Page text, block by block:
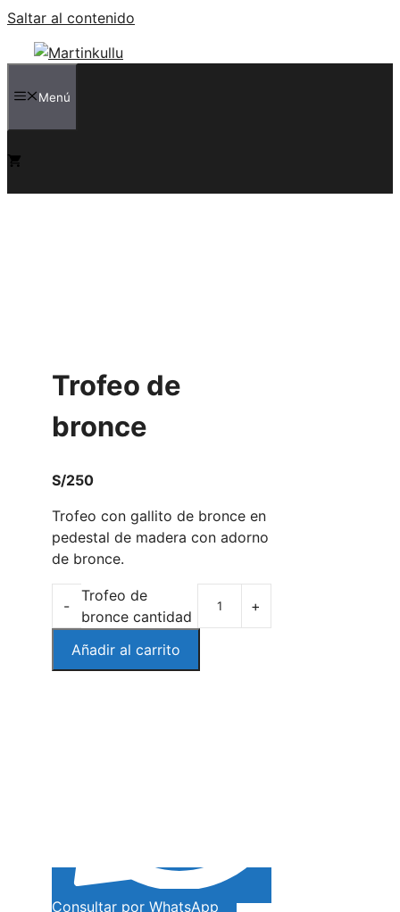
Saltar al contenido
Menú
Trofeo de
bronce
S/250
Trofeo con gallito de bronce en
pedestal de madera con adorno
de bronce.
-
Trofeo de
bronce cantidad
+
Añadir al carrito
Consultar por WhatsApp